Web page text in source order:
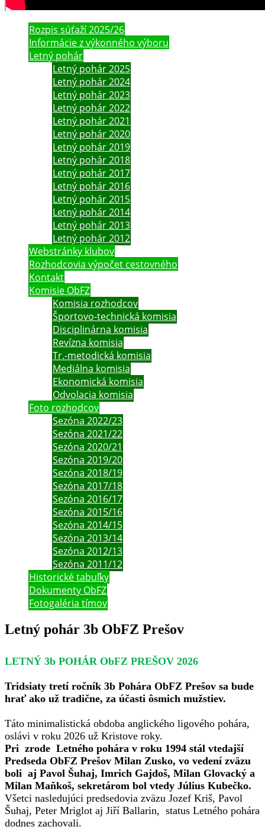
Rozpis súťaží 2025/26
Informácie z výkonného výboru
Letný pohár
Letný pohár 2025
Letný pohár 2024
Letný pohár 2023
Letný pohár 2022
Letný pohár 2021
Letný pohár 2020
Letný pohár 2019
Letný pohár 2018
Letný pohár 2017
Letný pohár 2016
Letný pohár 2015
Letný pohár 2014
Letný pohár 2013
Letný pohár 2012
Webstránky klubov
Rozhodcovia výpočet cestovného
Kontakt
Komisie ObFZ
Komisia rozhodcov
Športovo-technická komisia
Disciplinárna komisia
Revízna komisia
Tr.-metodická komisia
Mediálna komisia
Ekonomická komisia
Odvolacia komisia
Foto rozhodcov
Sezóna 2022/23
Sezóna 2021/22
Sezóna 2020/21
Sezóna 2019/20
Sezóna 2018/19
Sezóna 2017/18
Sezóna 2016/17
Sezóna 2015/16
Sezóna 2014/15
Sezóna 2013/14
Sezóna 2012/13
Sezóna 2011/12
Historické tabuľky
Dokumenty ObFZ
Fotogaléria tímov
Letný pohár 3b ObFZ Prešov
LETNÝ 3b POHÁR ObFZ PREŠOV 2026
Tridsiaty tretí ročník 3b Pohára ObFZ Prešov sa bude
hrať ako už tradične, za účasti ôsmich mužstiev.
Táto minimalistická obdoba anglického ligového pohára,
oslávi v roku 2026 už Kristove roky.
Pri zrode Letného pohára v roku 1994 stál vtedajší
Predseda ObFZ Prešov Milan Zusko, vo vedení zväzu
boli aj Pavol Šuhaj, Imrich Gajdoš, Milan Glovacký a
Milan Maňkoš, sekretárom bol vtedy Július Kubečko.
Všetci nasledujúci predsedovia zväzu Jozef Kriš, Pavol
Šuhaj, Peter Mriglot aj Jiří Ballarin, status Letného pohára
dodnes zachovali.